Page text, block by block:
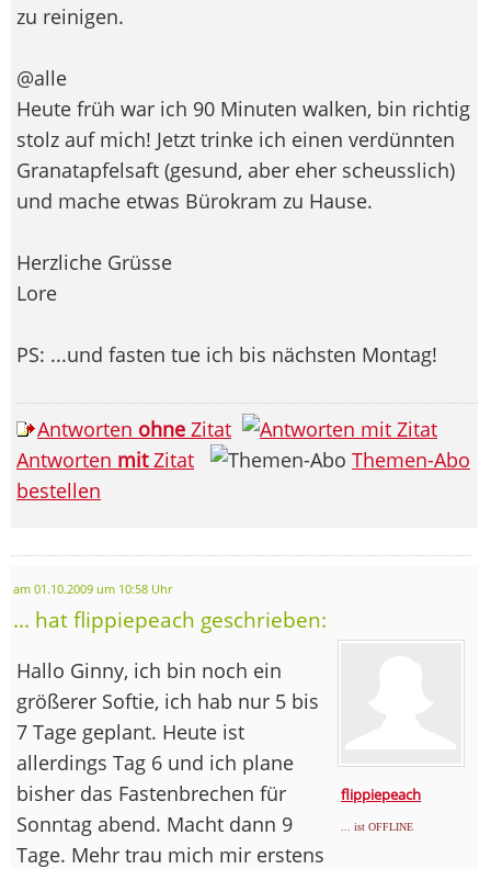
zu reinigen.
@alle
Heute früh war ich 90 Minuten walken, bin richtig
stolz auf mich! Jetzt trinke ich einen verdünnten
Granatapfelsaft (gesund, aber eher scheusslich)
und mache etwas Bürokram zu Hause.
Herzliche Grüsse
Lore
PS: ...und fasten tue ich bis nächsten Montag!
Antworten ohne Zitat
Antworten mitZitat
Themen-Abo
bestellen
am 01.10.2009 um 10:58 Uhr
... hat flippiepeach geschrieben:
flippiepeach
... ist OFFLINE
Hallo Ginny, ich bin noch ein
größerer Softie, ich hab nur 5 bis
7 Tage geplant. Heute ist
allerdings Tag 6 und ich plane
bisher das Fastenbrechen für
Sonntag abend. Macht dann 9
Tage. Mehr trau mich mir erstens